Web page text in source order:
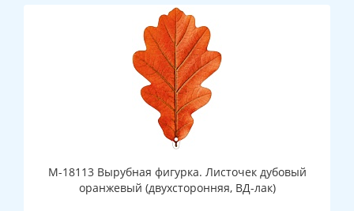
М-18113 Вырубная фигурка. Листочек дубовый
оранжевый (двухсторонняя, ВД-лак)